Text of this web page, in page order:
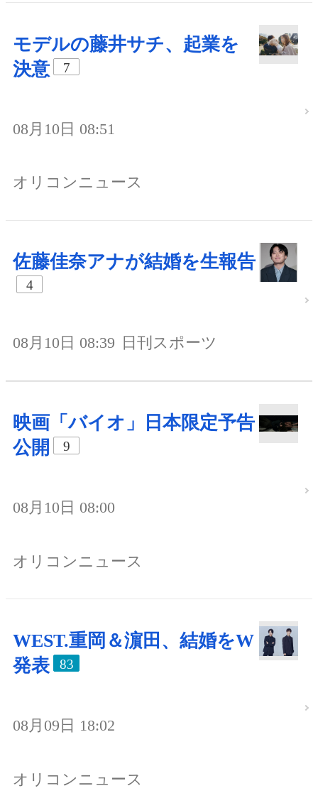
モデルの藤井サチ、起業を
決意
7
08月10日 08:51
オリコンニュース
佐藤佳奈アナが結婚を生報告
4
08月10日 08:39 日刊スポーツ
映画「バイオ」日本限定予告
公開
9
08月10日 08:00
オリコンニュース
WEST.重岡＆濵田、結婚をW
発表
83
08月09日 18:02
オリコンニュース